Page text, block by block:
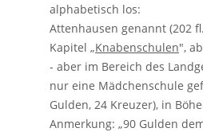
alphabetisch los:
Attenhausen genannt (202
Kapitel „Knabenschulen",
- aber im Bereich des
nur eine Mädchenschule
Gulden, 24 Kreuzer), in
Anmerkung: „90 Gulden